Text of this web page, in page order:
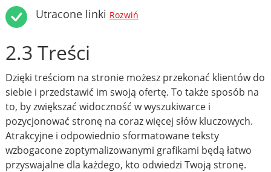
Utracone linki Rozwiń
2.3 Treści
Dzięki treściom na stronie możesz przekonać klientów do
siebie i przedstawić im swoją ofertę. To także sposób na
to, by zwiększać widoczność w wyszukiwarce i
pozycjonować stronę na coraz więcej słów kluczowych.
Atrakcyjne i odpowiednio sformatowane teksty
wzbogacone zoptymalizowanymi grafikami będą łatwo
przyswajalne dla każdego, kto odwiedzi Twoją stronę.